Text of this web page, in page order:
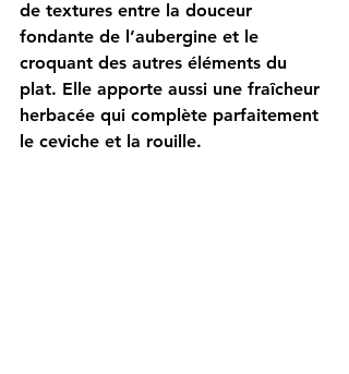
de textures entre la douceur
fondante de l’aubergine et le
croquant des autres éléments du
plat. Elle apporte aussi une fraîcheur
herbacée qui complète parfaitement
le ceviche et la rouille.